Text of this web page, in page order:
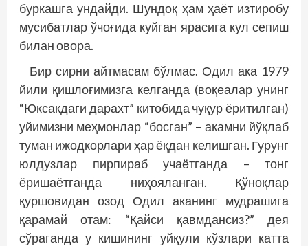
буркашга ундайди. Шундоқ ҳам ҳаёт изтиробу
мусибатлар ўчоғида куйган ярасига кул сепиш
билан овора.
Бир сирни айтмасам бўлмас. Одил ака 1979
йили қишлоғимизга келганда (воқеалар унинг
“Юксакдаги дарахт” китобида чуқур ёритилган)
уйимизни меҳмонлар “босган” – акамни йўқлаб
туман ижодкорлари ҳар ёқдан келишган. Гурунг
юлдузлар пирпираб учаётганда – тонг
ёришаётганда ниҳояланган. Қўноқлар
қуршовидан озод Одил аканинг мудрашига
қарамай отам: “Қайси қавмдансиз?” дея
сўраганда у кишининг уйқули кўзлари катта